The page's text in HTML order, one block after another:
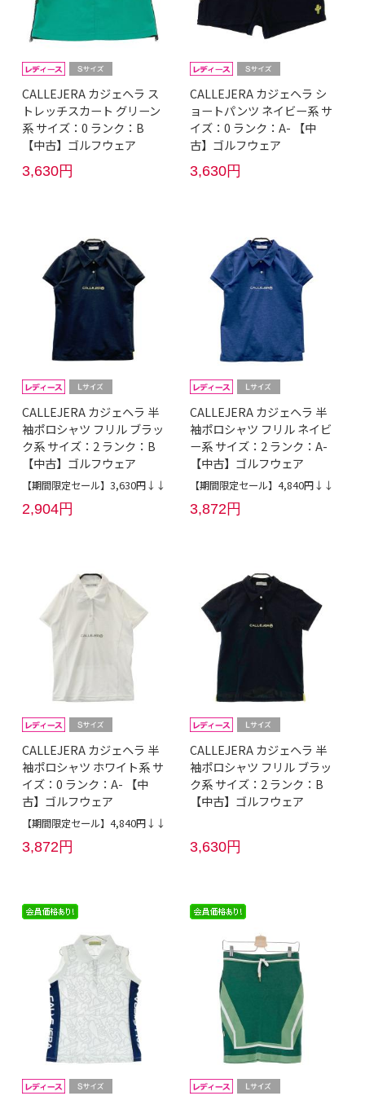
CALLEJERA カジェヘラ ス
トレッチスカート グリーン
系 サイズ：0 ランク：B
【中古】ゴルフウェア
3,630円
CALLEJERA カジェヘラ シ
ョートパンツ ネイビー系 サ
イズ：0 ランク：A- 【中
古】ゴルフウェア
3,630円
CALLEJERA カジェヘラ 半
袖ポロシャツ フリル ブラッ
ク系 サイズ：2 ランク：B
【中古】ゴルフウェア
【期間限定セール】3,630円↓↓
2,904円
CALLEJERA カジェヘラ 半
袖ポロシャツ フリル ネイビ
ー系 サイズ：2 ランク：A-
【中古】ゴルフウェア
【期間限定セール】4,840円↓↓
3,872円
CALLEJERA カジェヘラ 半
袖ポロシャツ ホワイト系 サ
イズ：0 ランク：A- 【中
古】ゴルフウェア
【期間限定セール】4,840円↓↓
3,872円
CALLEJERA カジェヘラ 半
袖ポロシャツ フリル ブラッ
ク系 サイズ：2 ランク：B
【中古】ゴルフウェア
3,630円